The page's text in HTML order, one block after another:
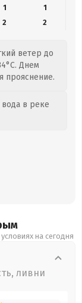
1
1
2 2
ветер до
Днем
прояснение.
в реке
на сегодня
ливни